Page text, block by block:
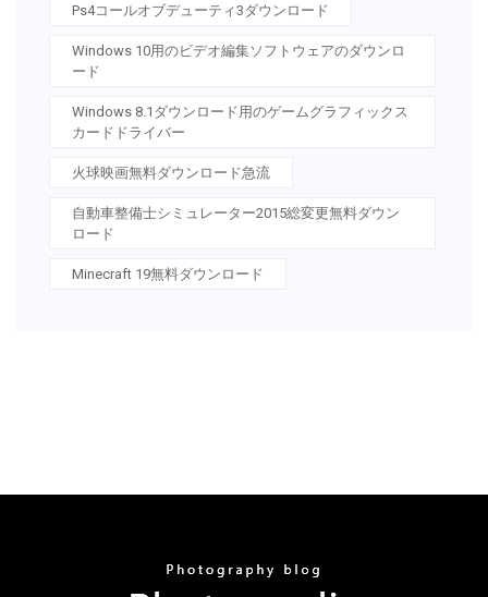
Ps4コールオブデューティ3ダウンロード
Windows 10用のビデオ編集ソフトウェアのダウンロ
ード
Windows 8.1ダウンロード用のゲームグラフィックス
カードドライバー
火球映画無料ダウンロード急流
自動車整備士シミュレーター2015総変更無料ダウン
ロード
Minecraft 19無料ダウンロード